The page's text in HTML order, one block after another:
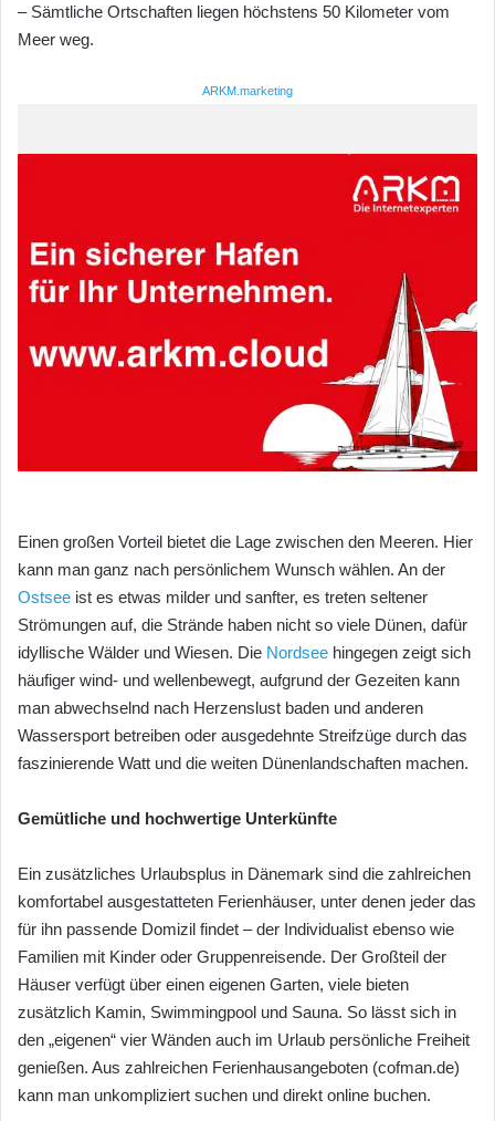
– Sämtliche Ortschaften liegen höchstens 50 Kilometer vom
Meer weg.
ARKM.marketing
Einen großen Vorteil bietet die Lage zwischen den Meeren. Hier
kann man ganz nach persönlichem Wunsch wählen. An der
Ostsee ist es etwas milder und sanfter, es treten seltener
Strömungen auf, die Strände haben nicht so viele Dünen, dafür
idyllische Wälder und Wiesen. Die Nordsee hingegen zeigt sich
häufiger wind- und wellenbewegt, aufgrund der Gezeiten kann
man abwechselnd nach Herzenslust baden und anderen
Wassersport betreiben oder ausgedehnte Streifzüge durch das
faszinierende Watt und die weiten Dünenlandschaften machen.
Gemütliche und hochwertige Unterkünfte
Ein zusätzliches Urlaubsplus in Dänemark sind die zahlreichen
komfortabel ausgestatteten Ferienhäuser, unter denen jeder das
für ihn passende Domizil findet – der Individualist ebenso wie
Familien mit Kinder oder Gruppenreisende. Der Großteil der
Häuser verfügt über einen eigenen Garten, viele bieten
zusätzlich Kamin, Swimmingpool und Sauna. So lässt sich in
den „eigenen“ vier Wänden auch im Urlaub persönliche Freiheit
genießen. Aus zahlreichen Ferienhausangeboten (cofman.de)
kann man unkompliziert suchen und direkt online buchen.